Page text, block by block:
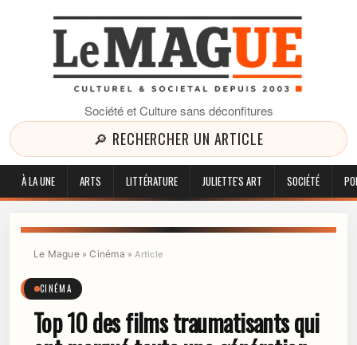
Société et Culture sans déconfitures
🔎 RECHERCHER UN ARTICLE
À LA UNE ARTS LITTÉRATURE JULIETTE'S ART SOCIÉTÉ
Le Mague»Cinéma »Article
CINÉMA
Top 10 des films traumatisants qui